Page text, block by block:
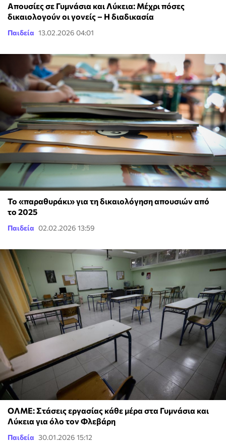
Απουσίες σε Γυμνάσια και Λύκεια: Μέχρι πόσες
δικαιολογούν οι γονείς – Η διαδικασία
Παιδεία 13.02.2026 04:01
Το «παραθυράκι» για τη δικαιολόγηση απουσιών από
το 2025
Παιδεία 02.02.2026 13:59
ΟΛΜΕ: Στάσεις εργασίας κάθε μέρα στα Γυμνάσια και
Λύκεια για όλο τον Φλεβάρη
Παιδεία 30.01.2026 15:12